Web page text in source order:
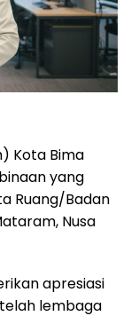
Kota Bima
yang
Ruang/Badan
Nusa
apresiasi
lembaga